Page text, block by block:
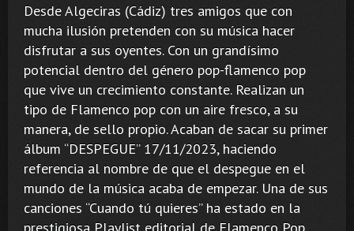
Desde Algeciras (Cádiz) tres amigos que con
mucha ilusión pretenden con su música hacer
disfrutar a sus oyentes. Con un grandísimo
potencial dentro del género pop-flamenco pop
que vive un crecimiento constante. Realizan un
tipo de Flamenco pop con un aire fresco, a su
manera, de sello propio. Acaban de sacar su primer
álbum “DESPEGUE” 17/11/2023, haciendo
referencia al nombre de que el despegue en el
mundo de la música acaba de empezar. Una de sus
canciones “Cuando tú quieres” ha estado en la
prestigiosa Playlist editorial de Flamenco Pop